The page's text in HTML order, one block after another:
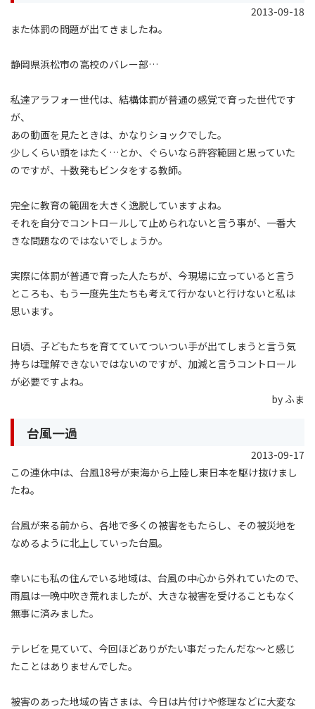
2013-09-18
また体罰の問題が出てきましたね。
静岡県浜松市の高校のバレー部…
私達アラフォー世代は、結構体罰が普通の感覚で育った世代です
が、
あの動画を見たときは、かなりショックでした。
少しくらい頭をはたく…とか、ぐらいなら許容範囲と思っていた
のですが、十数発もビンタをする教師。
完全に教育の範囲を大きく逸脱していますよね。
それを自分でコントロールして止められないと言う事が、一番大
きな問題なのではないでしょうか。
実際に体罰が普通で育った人たちが、今現場に立っていると言う
ところも、もう一度先生たちも考えて行かないと行けないと私は
思います。
日頃、子どもたちを育てていてついつい手が出てしまうと言う気
持ちは理解できないではないのですが、加減と言うコントロール
が必要ですよね。
by ふま
台風一過
2013-09-17
この連休中は、台風18号が東海から上陸し東日本を駆け抜けまし
たね。
台風が来る前から、各地で多くの被害をもたらし、その被災地を
なめるように北上していった台風。
幸いにも私の住んでいる地域は、台風の中心から外れていたので、
雨風は一晩中吹き荒れましたが、大きな被害を受けることもなく
無事に済みました。
テレビを見ていて、今回ほどありがたい事だったんだな〜と感じ
たことはありませんでした。
被害のあった地域の皆さまは、今日は片付けや修理などに大変な